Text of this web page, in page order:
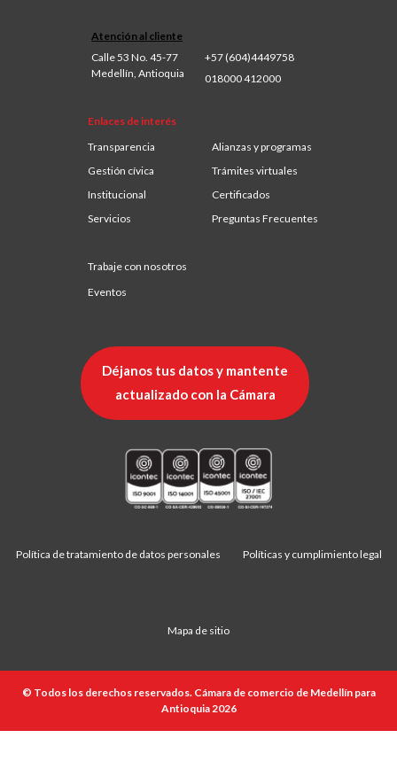
Atención al cliente
Calle 53 No. 45-77
Medellín, Antioquia
+57 (604)4449758
018000 412000
Enlaces de interés
Transparencia
Alianzas y programas
Gestión cívica
Trámites virtuales
Institucional
Certificados
Servicios
Preguntas Frecuentes
Trabaje con nosotros
Eventos
Déjanos tus datos y mantente
actualizado con la Cámara
Política de tratamiento de datos personales Políticas y cumplimiento legal
Mapa de sitio
© Todos los derechos reservados. Cámara de comercio de Medellín para
Antioquia 2026